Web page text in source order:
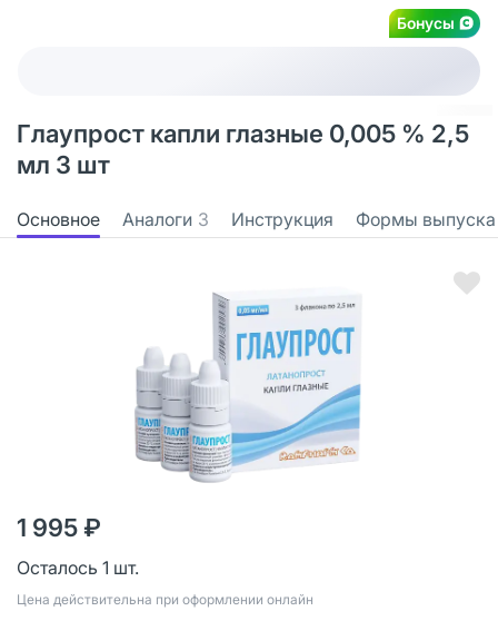
Бонусы
Глаупрост капли глазные 0,005 % 2,5
мл 3 шт
Основное Аналоги 3 Инструкция Формы выпуска
1 995 ₽
Осталось 1 шт.
Цена действительна при оформлении онлайн